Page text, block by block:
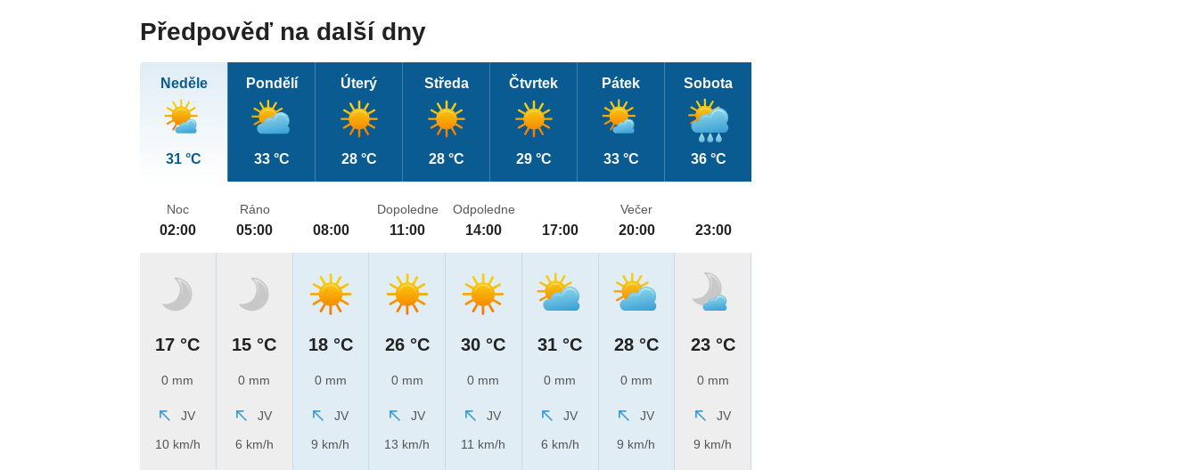
Předpověď na další dny
Neděle
31 °C
Pondělí
33 °C
Úterý
28 °C
Středa
28 °C
Čtvrtek
29 °C
Pátek
33 °C
Sobota
36 °C
Noc
02:00
17 °C
0 mm
JV
10 km/h
Ráno
05:00
15 °C
0 mm
JV
6 km/h
08:00
18 °C
0 mm
JV
9 km/h
Dopoledne
11:00
26 °C
0 mm
JV
13 km/h
Odpoledne
14:00
30 °C
0 mm
JV
11 km/h
17:00
31 °C
0 mm
JV
6 km/h
Večer
20:00
28 °C
0 mm
JV
9 km/h
23:00
23 °C
0 mm
JV
9 km/h